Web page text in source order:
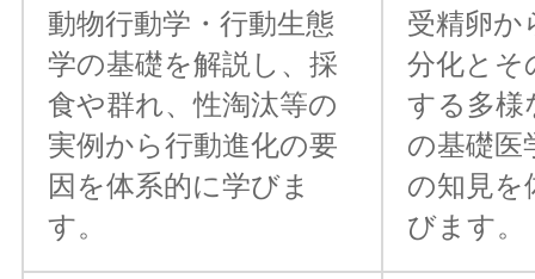
動物行動学・行動生態
学の基礎を解説し、採
食や群れ、性淘汰等の
実例から行動進化の要
因を体系的に学びま
す。
受精卵か
分化とそ
する多様
の基礎医
の知見を
びます。